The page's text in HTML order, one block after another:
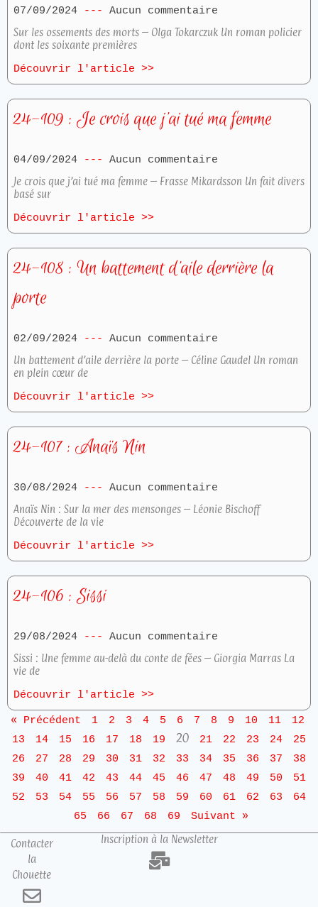
07/09/2024
Aucun commentaire
Sur les ossements des morts – Olga Tokarczuk Un roman policier
dont les soixante premières
Découvrir l'article >>
24-109 : Je crois que j’ai tué ma femme
04/09/2024
Aucun commentaire
Je crois que j’ai tué ma femme – Frasse Mikardsson Un fait divers
basé sur
Découvrir l'article >>
24-108 : Un battement d’aile derrière la
porte
02/09/2024
Aucun commentaire
Un battement d’aile derrière la porte – Céline Gaudel Un roman
en plein cœur de
Découvrir l'article >>
24-107 : Anaïs Nin
30/08/2024
Aucun commentaire
Anaïs Nin : Sur la mer des mensonges – Léonie Bischoff
Découverte de la vie
Découvrir l'article >>
24-106 : Sissi
29/08/2024
Aucun commentaire
Sissi : Une femme au-delà du conte de fées – Giorgia Marras La
vie de
Découvrir l'article >>
« Précédent 1 2 3 4 5 6 7 8 9 10 11
12
13
14 15 16 17 18 19 20 21 22 23 24
25
26
27 28 29 30 31 32 33 34 35 36 37
38
39
40 41 42 43 44 45 46 47 48 49 50
51
52
53 54 55 56 57 58 59 60 61 62 63
64
65
66 67 68 69 Suivant »
Contacter
la
Chouette
Inscription à la Newsletter